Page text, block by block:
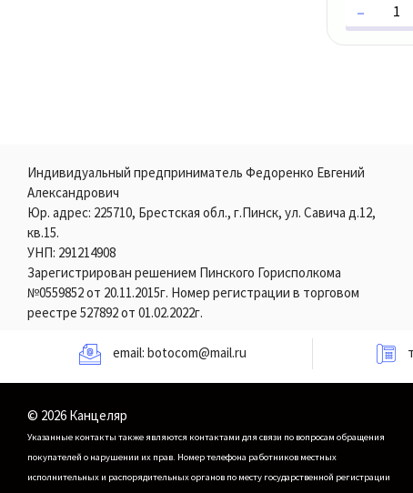
Индивидуальный предприниматель Федоренко Евгений
Александрович
Юр. адрес: 225710, Брестская обл., г.Пинск, ул. Савича д.12,
кв.15.
УНП: 291214908
Зарегистрирован решением Пинского Горисполкома
№0559852 от 20.11.2015г. Номер регистрации в торговом
реестре 527892 от 01.02.2022г.
email: botocom@mail.ru
© 2026 Канцеляр
Указанные контакты также являются контактами для связи по вопросам обращения
покупателей о нарушении их прав. Номер телефона работников местных
исполнительных и распорядительных органов по месту государственной регистрации